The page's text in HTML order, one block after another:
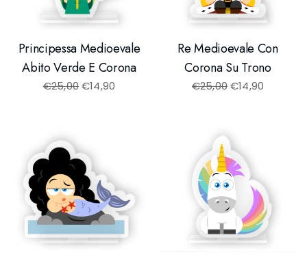
Principessa Medioevale
Abito Verde E Corona
€25,00€14,90
Re Medioevale Con
Corona Su Trono
€25,00€14,90